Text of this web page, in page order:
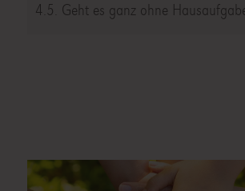
4.5. Geht es ganz ohne